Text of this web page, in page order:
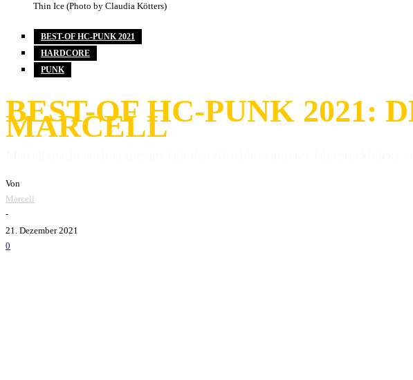
Thin Ice (Photo by Claudia Kötters)
BEST-OF HC-PUNK 2021
HARDCORE
PUNK
BEST-OF HC-PUNK 2021:
MARCELL
Von
Marcell
-
21. Dezember 2021
0